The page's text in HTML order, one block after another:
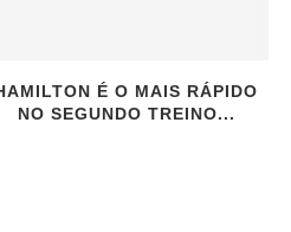
É O MAIS RÁPIDO
NO SEGUNDO TREINO...